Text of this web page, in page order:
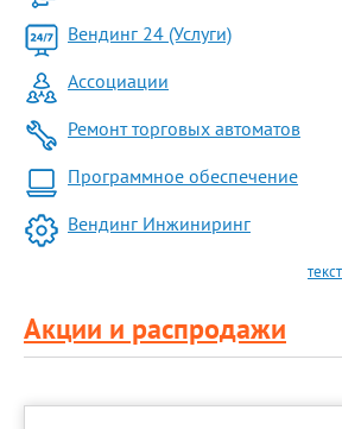
Вендинг 24 (Услуги)
Ассоциации
Ремонт торговых автоматов
Программное обеспечение
Вендинг Инжиниринг
Акции и распродажи